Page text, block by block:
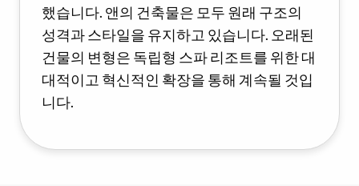
했습니다. 앤의 건축물은 모두 원래 구조의
성격과 스타일을 유지하고 있습니다. 오래된
건물의 변형은 독립형 스파 리조트를 위한 대
대적이고 혁신적인 확장을 통해 계속될 것입
니다.